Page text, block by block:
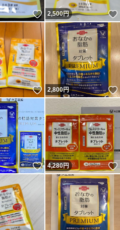
いいね！
2,500円
いいね！
2,800円
いいね！
4,280円